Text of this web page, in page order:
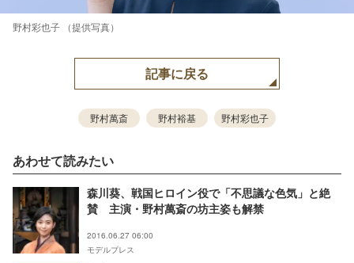
野村彩也子 （提供写真）
記事に戻る
野村萬斎 野村裕基 野村彩也子
あわせて読みたい
森川葵、戦国ヒロイン役で「不思議な色気」と絶
賛 主演・野村萬斎の坊主姿も解禁
2016.06.27 06:00
モデルプレス